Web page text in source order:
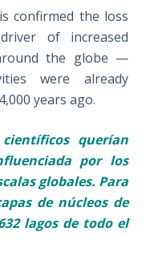
confirmed the loss
of increased
the globe —
were already
years ago.
querían
por los
globales. Para
de núcleos de
lagos de todo el